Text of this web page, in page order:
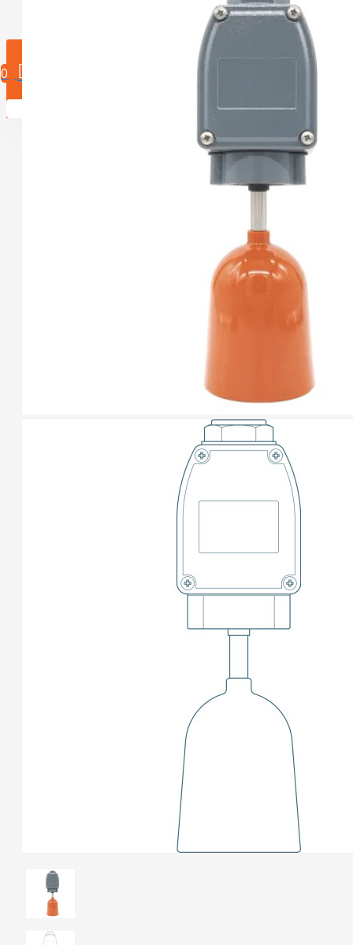
0
U heeft nog geen producten in uw winkelwagen.